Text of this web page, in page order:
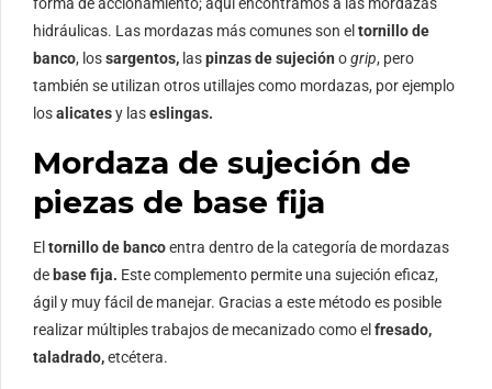
hidráulicas. Las mordazas más comunes son el tornillo de
banco, lossargentos, laspinzas de sujeción ogrip, pero
también se utilizan otros utillajes como mordazas, por ejemplo
losalicatesy laseslingas.
Mordaza de sujeción de
piezas de base fija
El tornillo de bancoentra dentro de la categoría de mordazas
de base fija. Este complemento permite una sujeción eficaz,
ágil y muy fácil de manejar. Gracias a este método es posible
realizar múltiples trabajos de mecanizado como el fresado,
taladrado,etcétera.